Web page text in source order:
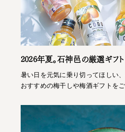
2026年夏。石神邑の厳選ギフト
暑い日を元気に乗り切ってほしい
おすすめの梅干しや梅酒ギフトをご